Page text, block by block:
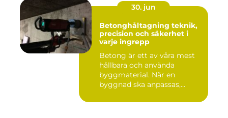
30. jun
Betonghåltagning teknik,
precision och säkerhet i
varje ingrepp
Betong är ett av våra mest
hållbara och använda
byggmaterial. När en
byggnad ska anpassas,